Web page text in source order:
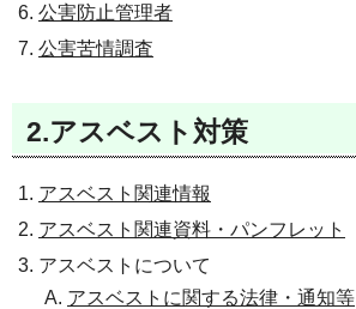
公害防止管理者
公害苦情調査
2.アスベスト対策
アスベスト関連情報
アスベスト関連資料・パンフレット
アスベストについて
アスベストに関する法律・通知等